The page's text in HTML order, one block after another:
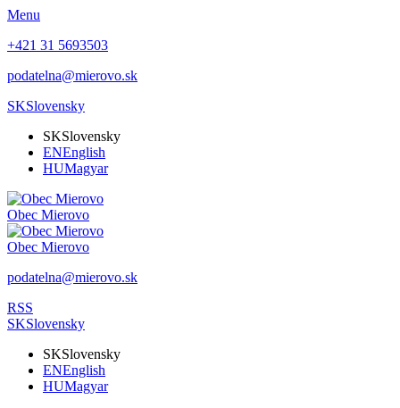
Menu
+421 31 5693503
podatelna@mierovo.sk
SKSlovensky
SKSlovensky
ENEnglish
HUMagyar
Obec Mierovo
Obec Mierovo
podatelna@mierovo.sk
RSS
SKSlovensky
SKSlovensky
ENEnglish
HUMagyar